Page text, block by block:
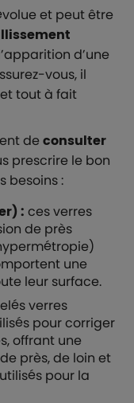
et peut être
d’une
vous, il
tout à fait
deconsulter
prescrire le bon
besoins :
: ces verres
de près
une
leur surface.
verres
pour corriger
offrant une
près, de loin et
pour la